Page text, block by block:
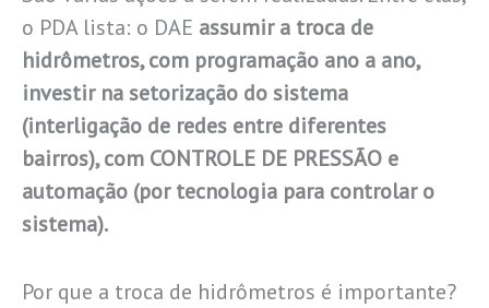
o PDA lista: o DAE assumir a troca de
hidrômetros, com programação ano a ano,
investir na setorização do sistema
(interligação de redes entre diferentes
bairros), com CONTROLE DE PRESSÃO e
automação (por tecnologia para controlar o
sistema).
Por que a troca de hidrômetros é importante?